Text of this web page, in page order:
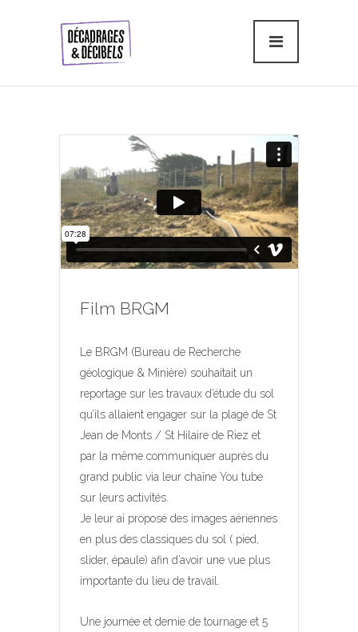
Film BRGM
Le BRGM (Bureau de Recherche
géologique & Minière) souhaitait un
reportage sur les travaux d’étude du sol
qu’ils allaient engager sur la plage de St
Jean de Monts / St Hilaire de Riez et
par la même communiquer auprès du
grand public via leur chaîne You tube
sur leurs activités.
Je leur ai proposé des images aériennes
en plus des classiques du sol ( pied,
slider, épaule) afin d’avoir une vue plus
importante du lieu de travail.
Une journée et demie de tournage et 5